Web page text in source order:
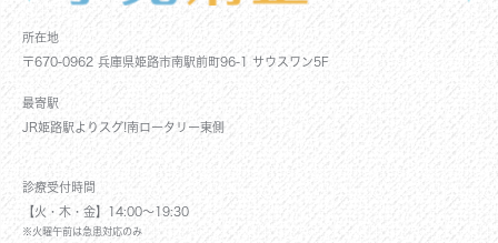
所在地
〒670-0962 兵庫県姫路市南駅前町96-1 サウスワン5F
最寄駅
JR姫路駅よりスグ!南ロータリー東側
診療受付時間
【火・木・金】14:00～19:30
※火曜午前は急患対応のみ